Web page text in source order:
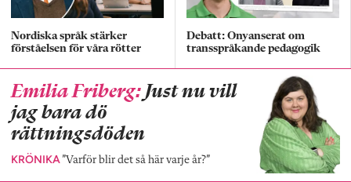
Nordiska språk stärker
förståelsen för våra rötter
Debatt: Onyanserat om
transspråkande pedagogik
Emilia Friberg: Just nu vill
jag bara dö
rättningsdöden
KRÖNIKA”Varför blir det så här varje år?”